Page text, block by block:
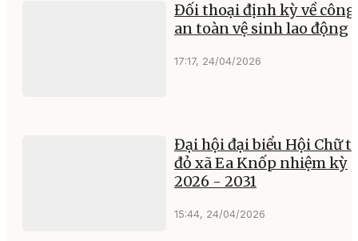
Đối thoại định kỳ về công
an toàn vệ sinh lao động
17:17, 24/04/2026
Đại hội đại biểu Hội Chữ
đỏ xã Ea Knốp nhiệm kỳ
2026 - 2031
15:44, 24/04/2026